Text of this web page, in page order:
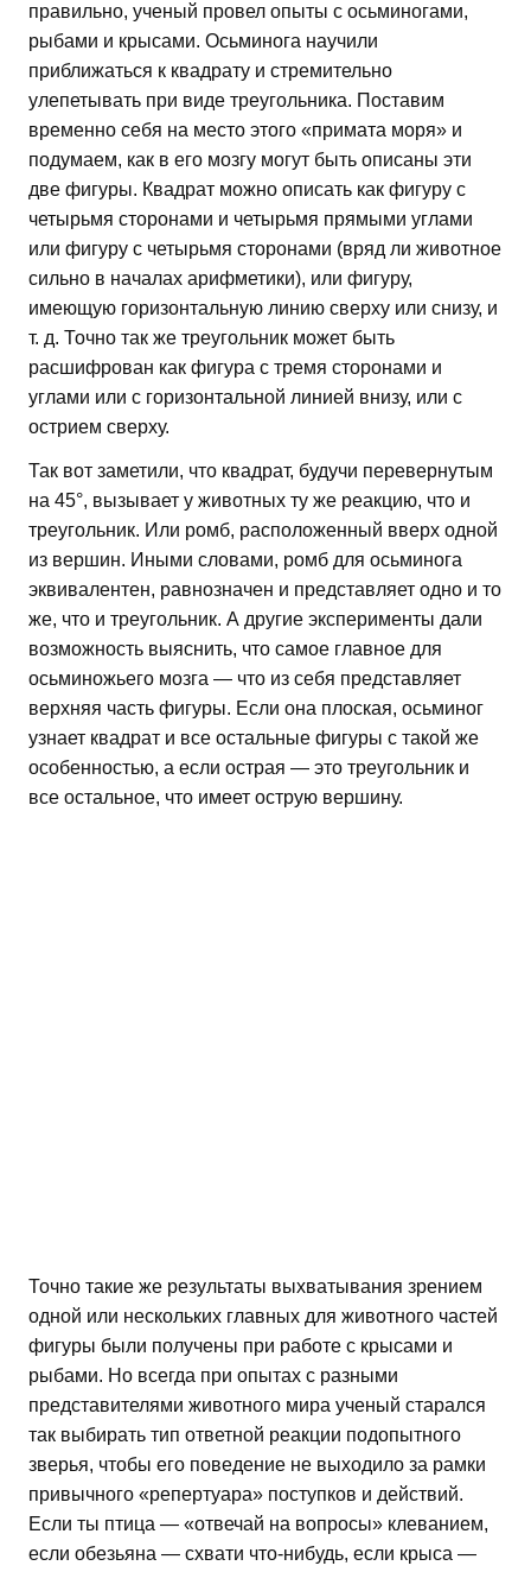
правильно, ученый провел опыты с осьминогами,
рыбами и крысами. Осьминога научили
приближаться к квадрату и стремительно
улепетывать при виде треугольника. Поставим
временно себя на место этого «примата моря» и
подумаем, как в его мозгу могут быть описаны эти
две фигуры. Квадрат можно описать как фигуру с
четырьмя сторонами и четырьмя прямыми углами
или фигуру с четырьмя сторонами (вряд ли животное
сильно в началах арифметики), или фигуру,
имеющую горизонтальную линию сверху или снизу, и
т. д. Точно так же треугольник может быть
расшифрован как фигура с тремя сторонами и
углами или с горизонтальной линией внизу, или с
острием сверху.
Так вот заметили, что квадрат, будучи перевернутым
на 45°, вызывает у животных ту же реакцию, что и
треугольник. Или ромб, расположенный вверх одной
из вершин. Иными словами, ромб для осьминога
эквивалентен, равнозначен и представляет одно и то
же, что и треугольник. А другие эксперименты дали
возможность выяснить, что самое главное для
осьминожьего мозга — что из себя представляет
верхняя часть фигуры. Если она плоская, осьминог
узнает квадрат и все остальные фигуры с такой же
особенностью, а если острая — это треугольник и
все остальное, что имеет острую вершину.
Точно такие же результаты выхватывания зрением
одной или нескольких главных для животного частей
фигуры были получены при работе с крысами и
рыбами. Но всегда при опытах с разными
представителями животного мира ученый старался
так выбирать тип ответной реакции подопытного
зверья, чтобы его поведение не выходило за рамки
привычного «репертуара» поступков и действий.
Если ты птица — «отвечай на вопросы» клеванием,
если обезьяна — схвати что-нибудь, если крыса —